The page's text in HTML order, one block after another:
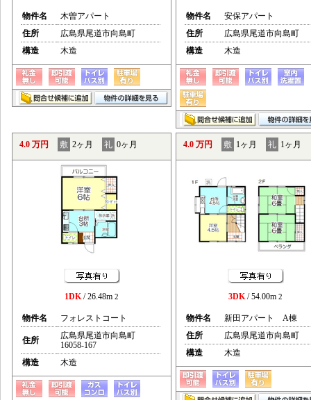
物件名
木曽アパート
住所
広島県尾道市向島町
構造
木造
物件名
安保アパート
住所
広島県尾道市向島町
構造
木造
4.0 万円 敷 2ヶ月 礼 0ヶ月
1DK/ 26.48m 2
物件名 フォレストコート
住所
広島県尾道市向島町
16058-167
構造
木造
4.0 万円 敷 1ヶ月 礼 1ヶ月
3DK/ 54.00m 2
物件名
新田アパート A棟
住所
広島県尾道市向島町
構造
木造